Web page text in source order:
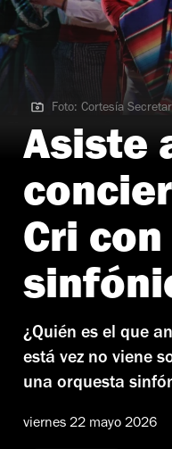
Foto: Cortesía Secretaría
Foto: Cortesía
Asiste
Cri
¿Quién es el que
está vez no viene
una orquesta
viernes 22 mayo 2026